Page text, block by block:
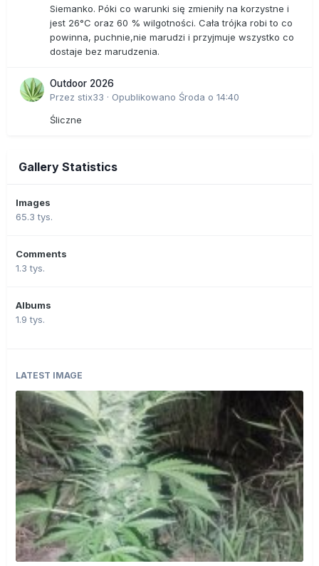
Siemanko. Póki co warunki się zmieniły na korzystne i
jest 26°C oraz 60 % wilgotności. Cała trójka robi to co
powinna, puchnie,nie marudzi i przyjmuje wszystko co
dostaje bez marudzenia.
Outdoor 2026
Przez stix33 · Opublikowano Środa o 14:40
Śliczne
Gallery Statistics
Images
65.3 tys.
Comments
1.3 tys.
Albums
1.9 tys.
LATEST IMAGE